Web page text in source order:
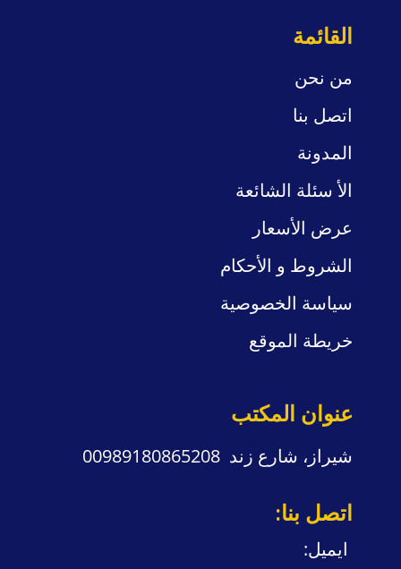
:اتصل بنا
عنوان المكتب
شيراز، شارع زند 00989180865208
القائمة
من نحن
اتصل بنا
المدونة
الأ سئلة الشائعة
عرض الأسعار
الشروط و الأحكام
سياسة الخصوصية
خريطة الموقع